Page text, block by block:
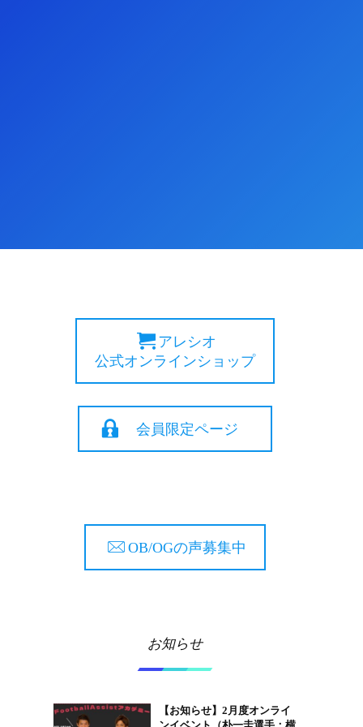
アレシオ
公式オンラインショップ
会員限定ページ
OB/OGの声募集中
お知らせ
【お知らせ】2月度オンライ